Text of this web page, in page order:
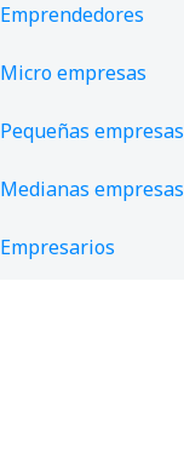
Emprendedores
Micro empresas
Pequeñas empresas
Medianas empresas
Empresarios